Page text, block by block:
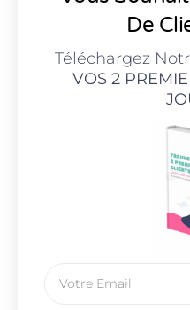
De
Téléchargez
VOS 2